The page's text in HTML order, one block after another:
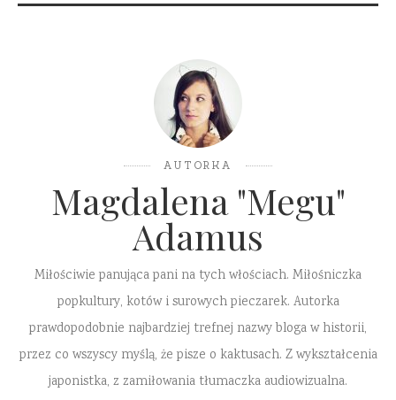
AUTORKA
Magdalena "Megu"
Adamus
Miłościwie panująca pani na tych włościach. Miłośniczka
popkultury, kotów i surowych pieczarek. Autorka
prawdopodobnie najbardziej trefnej nazwy bloga w historii,
przez co wszyscy myślą, że pisze o kaktusach. Z wykształcenia
japonistka, z zamiłowania tłumaczka audiowizualna.